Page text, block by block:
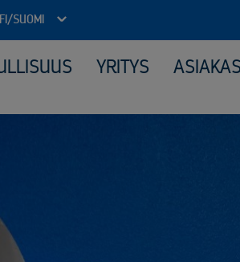
FI/SUOMI
Purkuprojektit
YRITYS